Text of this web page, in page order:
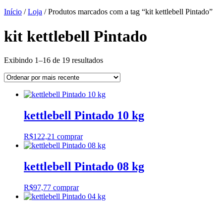
Início /Loja / Produtos marcados com a tag “kit kettlebell Pintado”
kit kettlebell Pintado
Exibindo 1–16 de 19 resultadosClassificado
mais
kettlebell Pintado 10 kg
R$122,21 comprar
kettlebell Pintado 08 kg
R$97,77 comprar